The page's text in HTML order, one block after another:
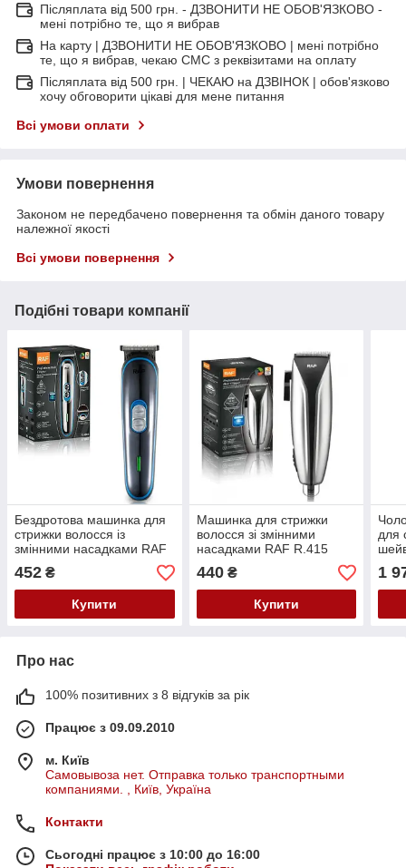
Післяплата від 500 грн. - ДЗВОНИТИ НЕ ОБОВ'ЯЗКОВО -
мені потрібно те, що я вибрав
На карту | ДЗВОНИТИ НЕ ОБОВ'ЯЗКОВО | мені потрібно
те, що я вибрав, чекаю СМС з реквізитами на оплату
Післяплата від 500 грн. | ЧЕКАЮ на ДЗВІНОК | обов'язково
хочу обговорити цікаві для мене питання
Всі умови оплати
Умови повернення
Законом не передбачено повернення та обмін даного товару
належної якості
Всі умови повернення
Подібні товари компанії
Бездротова машинка для
стрижки волосся із
змінними насадками RAF
R.4008
452 ₴
Купити
Машинка для стрижки
волосся зі змінними
насадками RAF R.415
Дротова машинка для
стрижки волосся
440₴
Купити
для
V-
1
Про нас
100% позитивних з 8 відгуків за рік
Працює з 09.09.2010
м. Київ
Самовывоза нет. Отправка только транспортными
компаниями. , Київ, Україна
Контакти
Сьогодні працює з 10:00 до 16:00